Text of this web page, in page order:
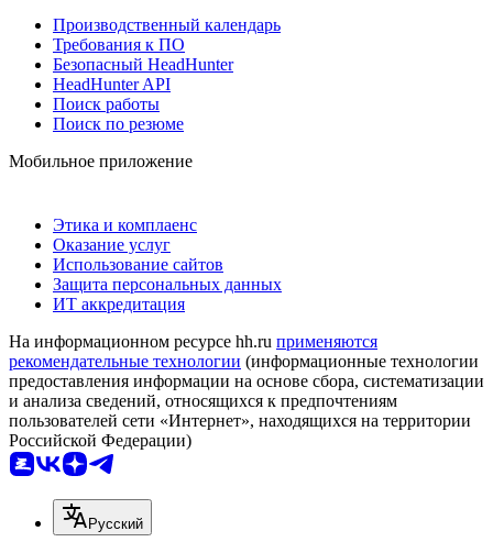
Производственный календарь
Требования к ПО
Безопасный HeadHunter
HeadHunter API
Поиск работы
Поиск по резюме
Мобильное приложение
Этика и комплаенс
Оказание услуг
Использование сайтов
Защита персональных данных
ИТ аккредитация
На информационном ресурсе hh.ru применяются
рекомендательные технологии (информационные технологии
предоставления информации на основе сбора, систематизации
и анализа сведений, относящихся к предпочтениям
пользователей сети «Интернет», находящихся на территории
Российской Федерации)
Русский